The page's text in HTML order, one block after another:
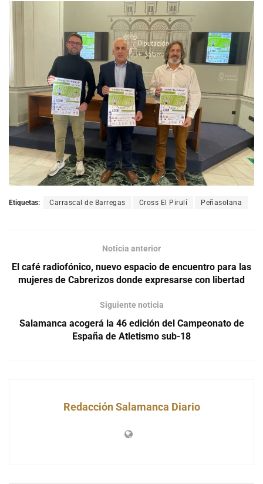
Etiquetas: Carrascal de Barregas Cross El Pirulí Peñasolana
Noticia anterior
El café radiofónico, nuevo espacio de encuentro para las
mujeres de Cabrerizos donde expresarse con libertad
Siguiente noticia
Salamanca acogerá la 46 edición del Campeonato de
España de Atletismo sub-18
Redacción Salamanca Diario